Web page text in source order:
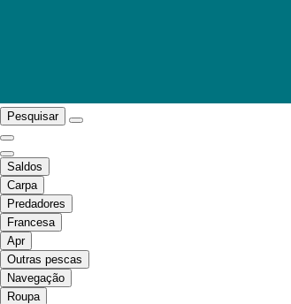
Pesquisar
Saldos
Carpa
Predadores
Francesa
Apr
Outras pescas
Navegação
Roupa